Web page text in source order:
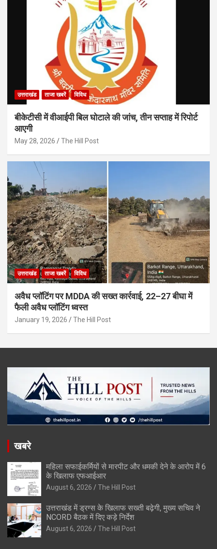
उत्तराखंड ताजा खबरें विविध
बीकेटीसी में वीआईपी बिल घोटाले की जांच, तीन सप्ताह में रिपोर्ट
आएगी
May 28, 2026 The Hill Post
उत्तराखंड ताजा खबरें विविध
अवैध प्लॉटिंग पर MDDA की सख्त कार्रवाई, 22–27 बीघा में
फैली अवैध प्लॉटिंग ध्वस्त
January 19, 2026 The Hill Post
खबरे
महिला सफाईकर्मियों से मारपीट और धमकी देने के आरोप में 6
के खिलाफ एफआईआर
August 6, 2026 The Hill Post
उत्तराखंड में ड्रग्स के खिलाफ सख्ती बढ़ेगी, मुख्य सचिव ने
NCORD बैठक में दिए कड़े निर्देश
August 6, 2026 The Hill Post